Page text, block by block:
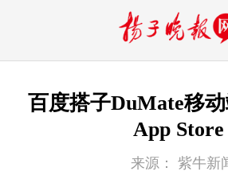
百度搭子DuMate移
App Store
来源：
紫牛新